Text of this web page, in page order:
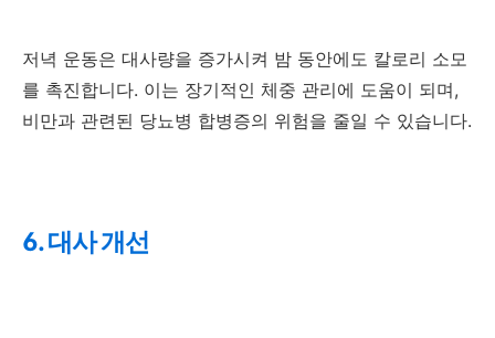
저녁 운동은 대사량을 증가시켜 밤 동안에도 칼로리 소모
를 촉진합니다. 이는 장기적인 체중 관리에 도움이 되며,
비만과 관련된 당뇨병 합병증의 위험을 줄일 수 있습니다.
6. 대사 개선